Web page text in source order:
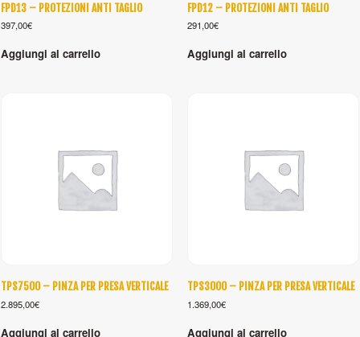
FPD13 – PROTEZIONI ANTI TAGLIO
397,00€
Aggiungi al carrello
FPD12 – PROTEZIONI ANTI TAGLIO
291,00€
Aggiungi al carrello
TPS7500 – PINZA PER PRESA VERTICALE
2.895,00€
Aggiungi al carrello
TPS3000 – PINZA PER PRESA VERTICALE
1.369,00€
Aggiungi al carrello